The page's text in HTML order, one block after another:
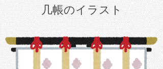
几帳のイラスト